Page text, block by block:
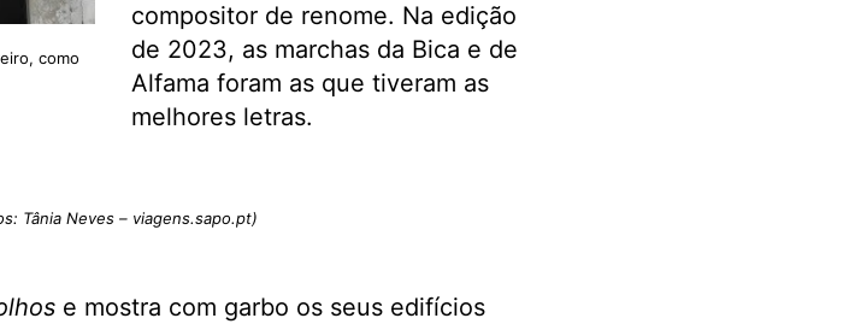
como
compositor de renome. Na edição
de 2023, as marchas da Bica e de
Alfama foram as que tiveram as
melhores letras.
Tânia Neves – viagens.sapo.pt)
e mostra com garbo os seus edifícios